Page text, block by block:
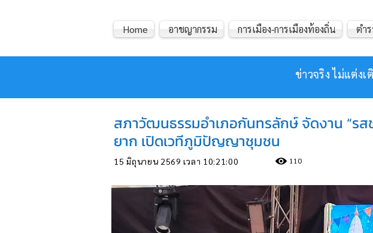
ข่าวจริง ไม่แต่ง
Home อาชญากรรม การเมือง-การเมืองท้องถิ่น ตำ
สภาวัฒนธรรมอำเภอกันทรลักษ์ จัดงาน “รส
ยาก เปิดเวทีภูมิปัญญาชุมชน
15 มิถุนายน 2569 เวลา 10:21:00 110